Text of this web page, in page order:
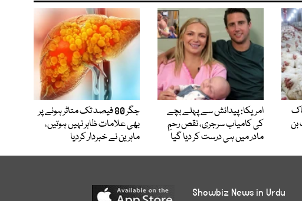
بن
امریکا: پیدائش سے پہلے بچے
کی کامیاب سرجری، نقص رحمِ
مادر میں ہی درست کر دیا گیا
جگر 80 فیصد تک متاثر ہونے پر
بھی علامات ظاہر نہیں ہوتیں،
ماہرین نے خبردار کردیا
Showbiz News in Urdu